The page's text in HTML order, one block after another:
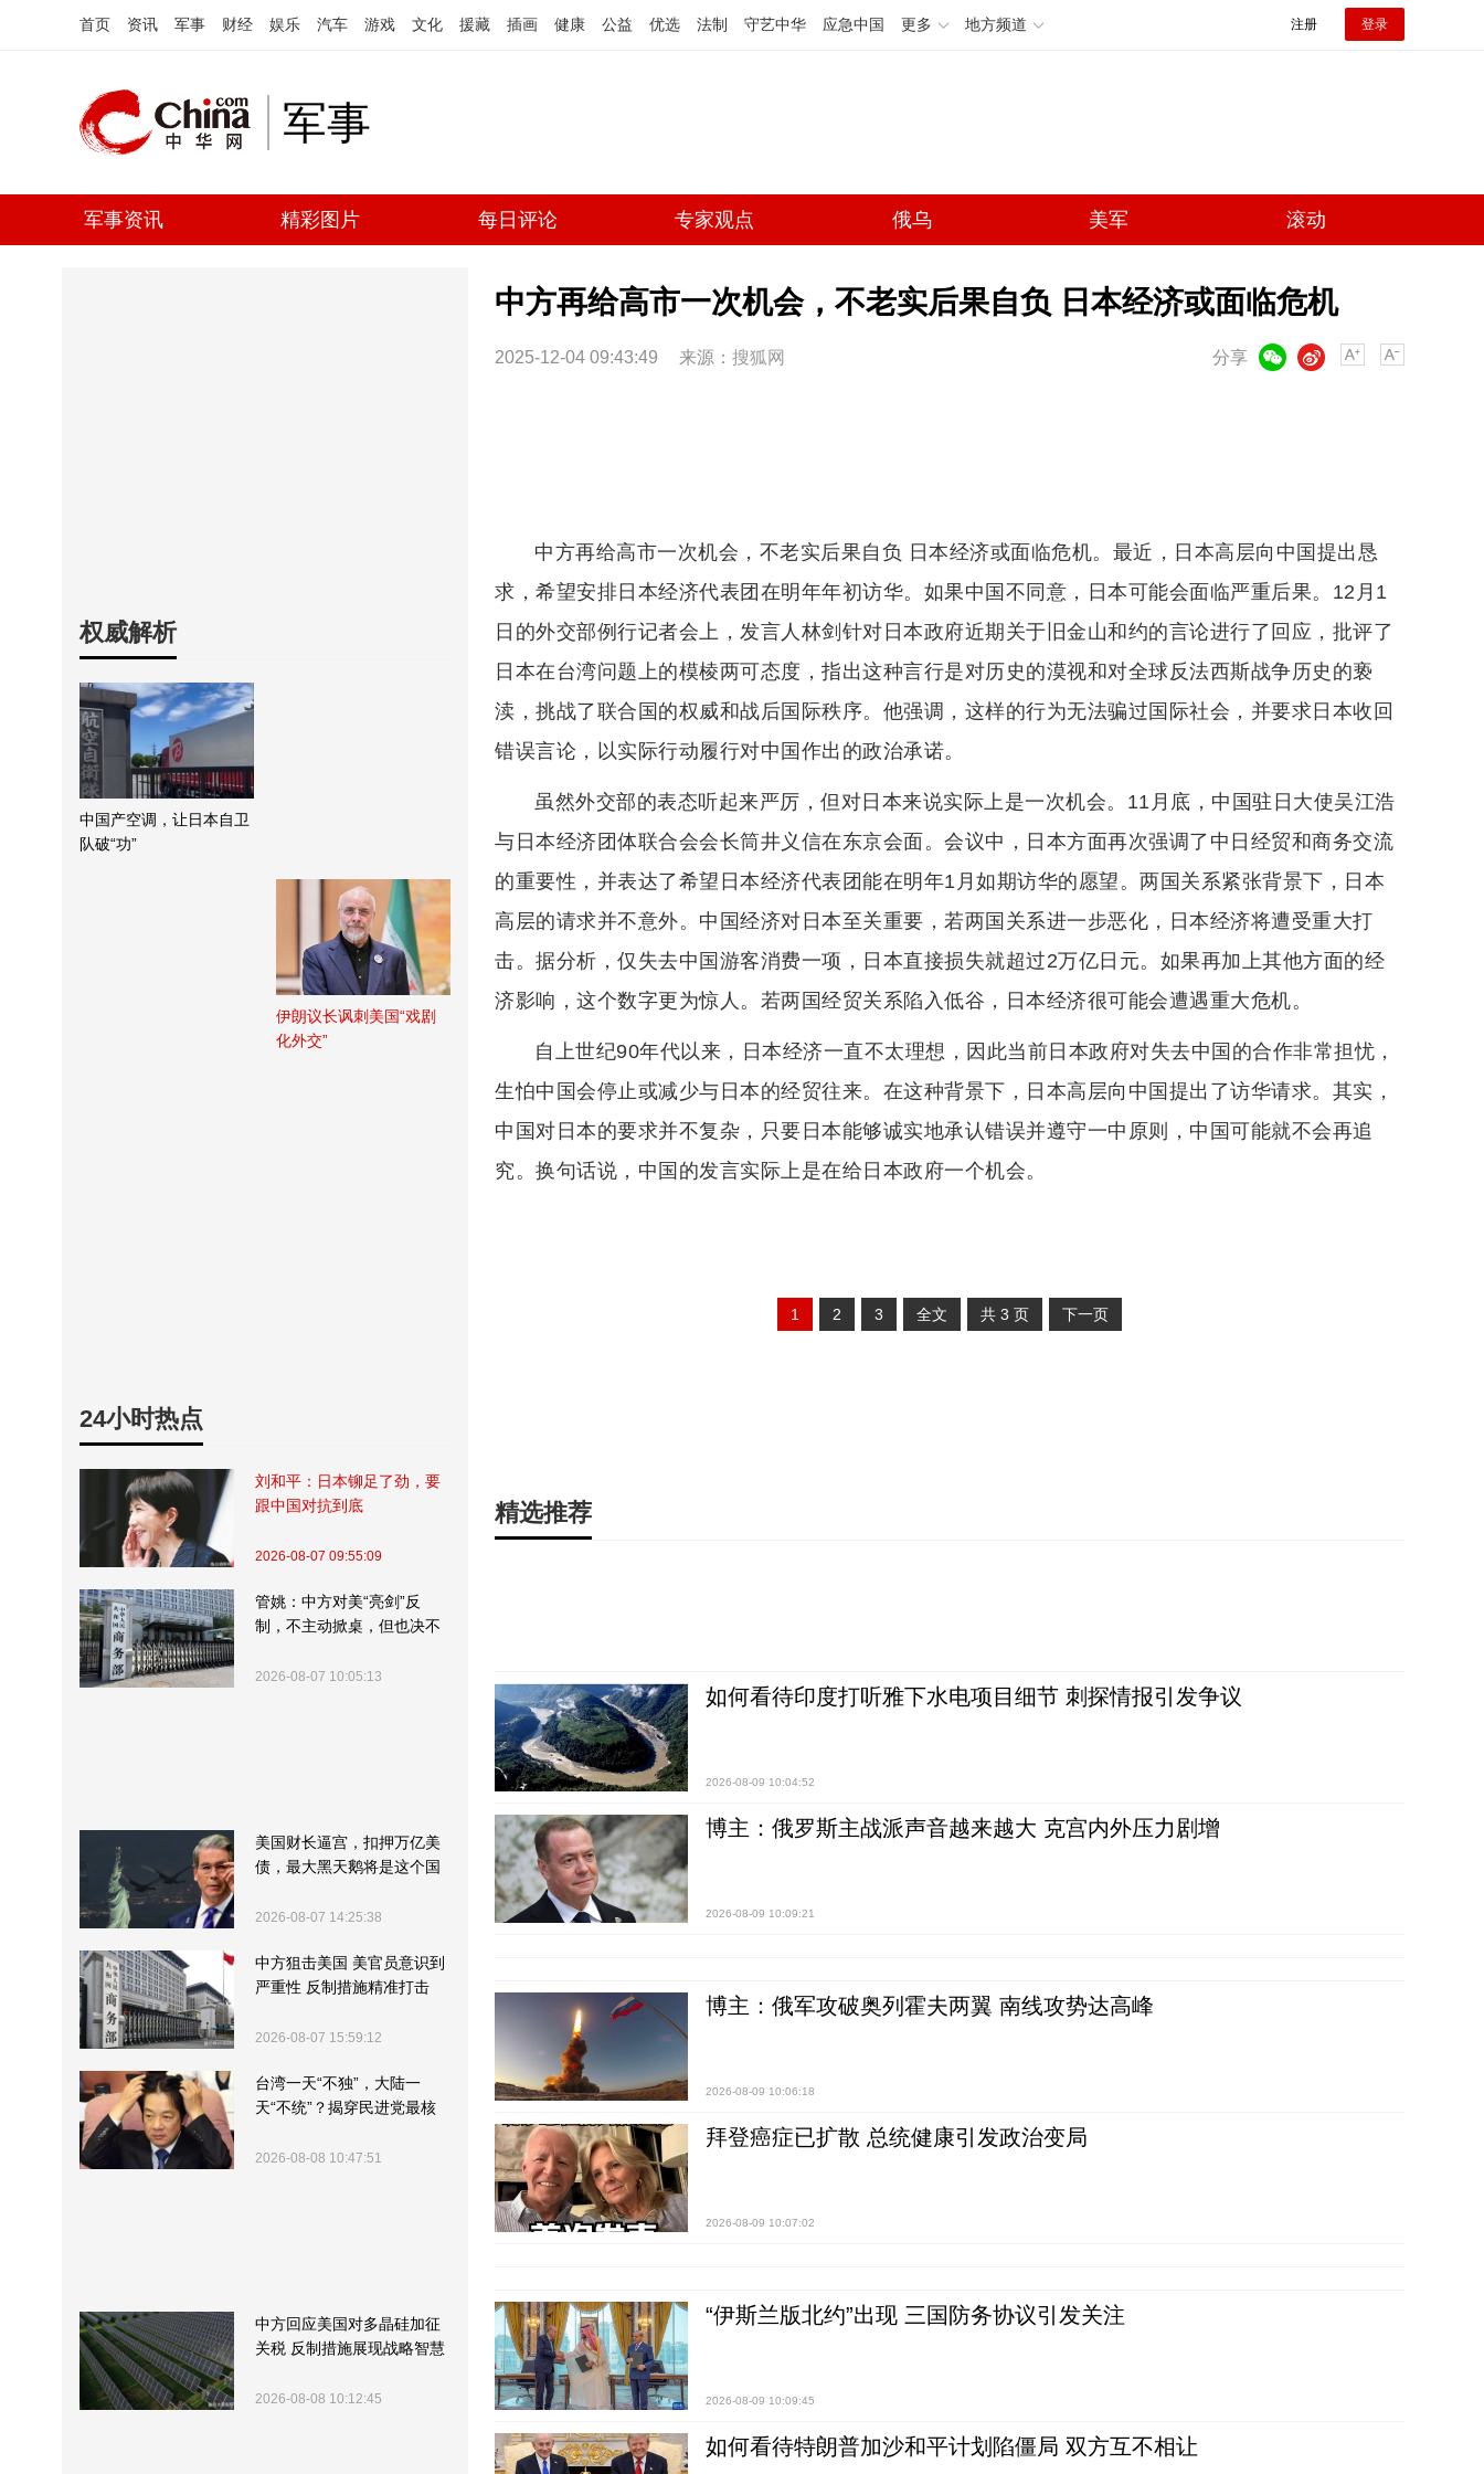
首页 资讯 军事 财经 娱乐 汽车 游戏 文化 援藏 插画 健康 公益 优选 法制 守艺中华 应急中国 更多 地方频道 注册 登录
军事
军事资讯 精彩图片 每日评论 专家观点 俄乌 美军 滚动
权威解析
中国产空调，让日本自卫
队破“功”
伊朗议长讽刺美国“戏剧
化外交”
24小时热点
刘和平：日本铆足了劲，要
跟中国对抗到底
2026-08-07 09:55:09
管姚：中方对美“亮剑”反
制，不主动掀桌，但也决不
2026-08-07 10:05:13
美国财长逼宫，扣押万亿美
债，最大黑天鹅将是这个国
2026-08-07 14:25:38
中方狙击美国 美官员意识到
严重性 反制措施精准打击
2026-08-07 15:59:12
台湾一天“不独”，大陆一
天“不统”？揭穿民进党最核
2026-08-08 10:47:51
中方回应美国对多晶硅加征
关税 反制措施展现战略智慧
2026-08-08 10:12:45
中方再给高市一次机会，不老实后果自负 日本经济或面临危机
2025-12-04 09:43:49 来源： 搜狐网 分享
微博
中方再给高市一次机会，不老实后果自负 日本经济或面临危机。最近，日本高层向中国提出恳
求，希望安排日本经济代表团在明年年初访华。如果中国不同意，日本可能会面临严重后果。12月1
日的外交部例行记者会上，发言人林剑针对日本政府近期关于旧金山和约的言论进行了回应，批评了
日本在台湾问题上的模棱两可态度，指出这种言行是对历史的漠视和对全球反法西斯战争历史的亵
渎，挑战了联合国的权威和战后国际秩序。他强调，这样的行为无法骗过国际社会，并要求日本收回
错误言论，以实际行动履行对中国作出的政治承诺。
虽然外交部的表态听起来严厉，但对日本来说实际上是一次机会。11月底，中国驻日大使吴江浩
与日本经济团体联合会会长筒井义信在东京会面。会议中，日本方面再次强调了中日经贸和商务交流
的重要性，并表达了希望日本经济代表团能在明年1月如期访华的愿望。两国关系紧张背景下，日本
高层的请求并不意外。中国经济对日本至关重要，若两国关系进一步恶化，日本经济将遭受重大打
击。据分析，仅失去中国游客消费一项，日本直接损失就超过2万亿日元。如果再加上其他方面的经
济影响，这个数字更为惊人。若两国经贸关系陷入低谷，日本经济很可能会遭遇重大危机。
自上世纪90年代以来，日本经济一直不太理想，因此当前日本政府对失去中国的合作非常担忧，
生怕中国会停止或减少与日本的经贸往来。在这种背景下，日本高层向中国提出了访华请求。其实，
中国对日本的要求并不复杂，只要日本能够诚实地承认错误并遵守一中原则，中国可能就不会再追
究。换句话说，中国的发言实际上是在给日本政府一个机会。
1 2 3 全文 共 3 页 下一页
精选推荐
如何看待印度打听雅下水电项目细节 刺探情报引发争议
2026-08-09 10:04:52
博主：俄罗斯主战派声音越来越大 克宫内外压力剧增
2026-08-09 10:09:21
博主：俄军攻破奥列霍夫两翼 南线攻势达高峰
2026-08-09 10:06:18
拜登癌症已扩散 总统健康引发政治变局
2026-08-09 10:07:02
“伊斯兰版北约”出现 三国防务协议引发关注
2026-08-09 10:09:45
如何看待特朗普加沙和平计划陷僵局 双方互不相让